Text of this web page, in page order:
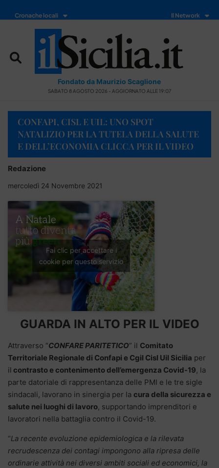
Cronache locali Il Network
Fondato da Maurizio Scaglione
SABATO 8 AGOSTO 2026 - AGGIORNATO ALLE 19:07
CONFAPI, CISL E UIL: UNO SPOT
NATALIZIO PER LA TUTELA DELLA SALUTE
E DELL’ECONOMIA CLICCA PER IL VIDEO
Redazione
mercoledì 24 Novembre 2021
Fai clic per accettare i
cookie per questo servizio
GUARDA IN ALTO PER IL VIDEO
Attraverso “CONFARE PARITETICO” il Comitato
Territoriale Regionale di Confapi e Cgil Cisl Uil Sicilia per
il contrasto e contenimento dell’emergenza Covid-19, la
parte datoriale di rappresentanza delle PMI e le tre sigle
sindacali, lavorano in sinergia per la cura della sicurezza e
salute nei luoghi di lavoro, supportando imprenditori e
lavoratori nella battaglia contro il Covid-19.
“La recente evoluzione epidemiologica e la rilevata
recrudescenza dei contagi impongono alla ripresa delle
ordinarie attività nei diversi ambiti sociali ed economici, la